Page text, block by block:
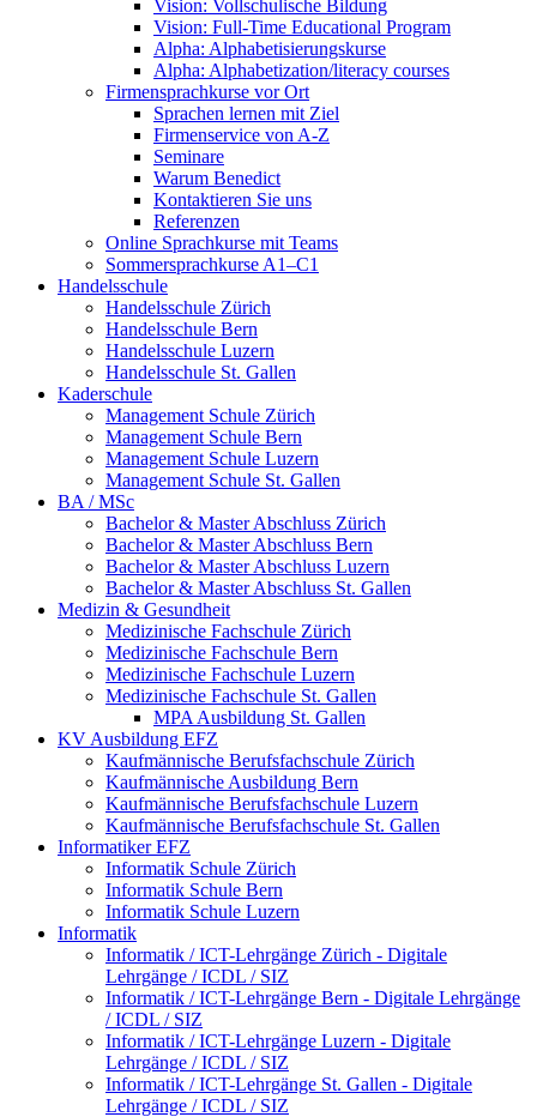
Vision: Vollschulische Bildung
Vision: Full-Time Educational Program
Alpha: Alphabetisierungskurse
Alpha: Alphabetization/literacy courses
Firmensprachkurse vor Ort
Sprachen lernen mit Ziel
Firmenservice von A-Z
Seminare
Warum Benedict
Kontaktieren Sie uns
Referenzen
Online Sprachkurse mit Teams
Sommersprachkurse A1–C1
Handelsschule
Handelsschule Zürich
Handelsschule Bern
Handelsschule Luzern
Handelsschule St. Gallen
Kaderschule
Management Schule Zürich
Management Schule Bern
Management Schule Luzern
Management Schule St. Gallen
BA / MSc
Bachelor & Master Abschluss Zürich
Bachelor & Master Abschluss Bern
Bachelor & Master Abschluss Luzern
Bachelor & Master Abschluss St. Gallen
Medizin & Gesundheit
Medizinische Fachschule Zürich
Medizinische Fachschule Bern
Medizinische Fachschule Luzern
Medizinische Fachschule St. Gallen
MPA Ausbildung St. Gallen
KV Ausbildung EFZ
Kaufmännische Berufsfachschule Zürich
Kaufmännische Ausbildung Bern
Kaufmännische Berufsfachschule Luzern
Kaufmännische Berufsfachschule St. Gallen
Informatiker EFZ
Informatik Schule Zürich
Informatik Schule Bern
Informatik Schule Luzern
Informatik
Informatik / ICT-Lehrgänge Zürich - Digitale
Lehrgänge / ICDL / SIZ
Informatik / ICT-Lehrgänge Bern - Digitale Lehrgänge
/ ICDL / SIZ
Informatik / ICT-Lehrgänge Luzern - Digitale
Lehrgänge / ICDL / SIZ
Informatik / ICT-Lehrgänge St. Gallen - Digitale
Lehrgänge / ICDL / SIZ